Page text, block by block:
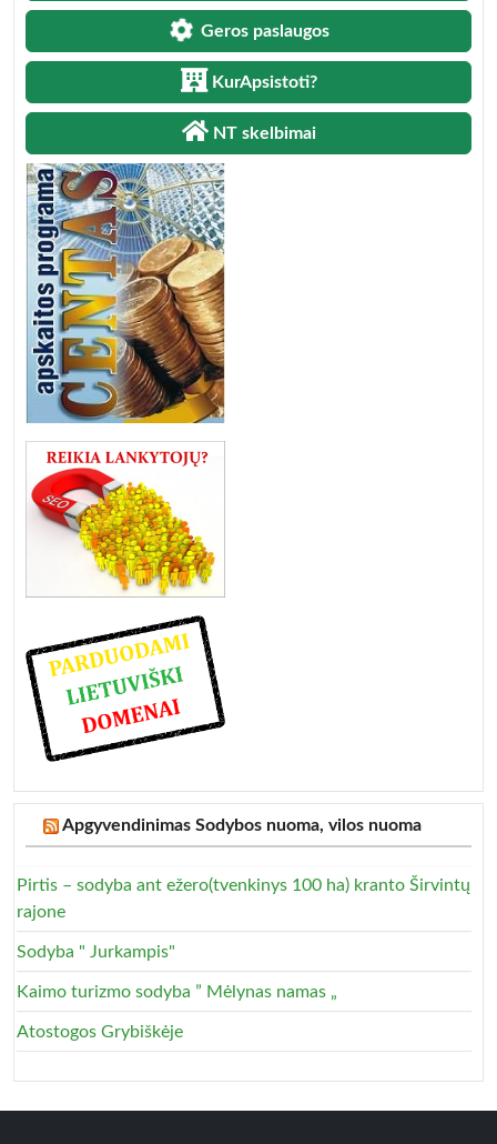
Geros paslaugos
KurApsistoti?
NT skelbimai
Apgyvendinimas Sodybos nuoma, vilos nuoma
Pirtis – sodyba ant ežero(tvenkinys 100 ha) kranto Širvintų
rajone
Sodyba " Jurkampis"
Kaimo turizmo sodyba ” Mėlynas namas „
Atostogos Grybiškėje